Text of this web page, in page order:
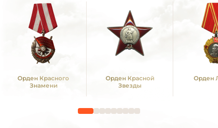
Орден Красного
Знамени
Орден Красной
Звезды
Орден